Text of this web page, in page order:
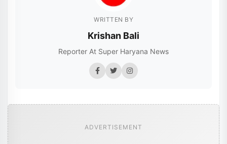
WRITTEN BY
Krishan Bali
Reporter At Super Haryana News
ADVERTISEMENT